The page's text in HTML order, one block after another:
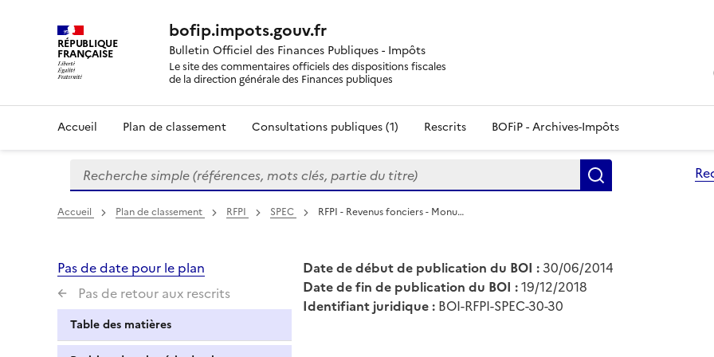
RÉPUBLIQUE
FRANÇAISE
bofip.impots.gouv.fr
Bulletin Officiel des Finances Publiques - Impôts
Le site des commentaires officiels des dispositions fiscales
de la direction générale des Finances publiques
Accueil Plan de classement Consultations publiques (1) Rescrits BOFiP - Archives-Impôts
Formulaire
de
recherche
Recherche simple (références, mots clés, partie du titre)
Accueil Plan de classement RFPI SPEC RFPI - Revenus fonciers - Monu…
Pas de date pour le plan
Pas de retour aux rescrits
Table des matières
Date de début de publication du BOI : 30/06/2014
Date de fin de publication du BOI :19/12/2018
Identifiant juridique : BOI-RFPI-SPEC-30-30